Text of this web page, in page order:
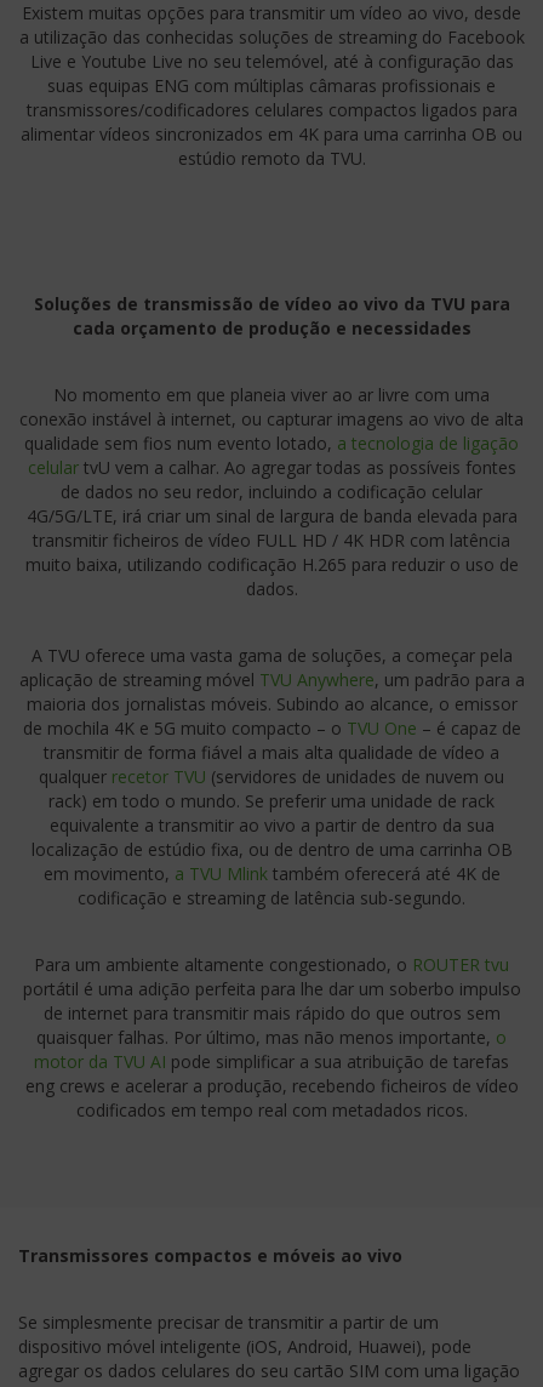
Existem muitas opções para transmitir um vídeo ao vivo, desde
a utilização das conhecidas soluções de streaming do Facebook
Live e Youtube Live no seu telemóvel, até à configuração das
suas equipas ENG com múltiplas câmaras profissionais e
transmissores/codificadores celulares compactos ligados para
alimentar vídeos sincronizados em 4K para uma carrinha OB ou
estúdio remoto da TVU.
Soluções de transmissão de vídeo ao vivo da TVU para
cada orçamento de produção e necessidades
No momento em que planeia viver ao ar livre com uma
conexão instável à internet, ou capturar imagens ao vivo de alta
qualidade sem fios num evento lotado, a tecnologia de ligação
celulartvU vem a calhar. Ao agregar todas as possíveis fontes
de dados no seu redor, incluindo a codificação celular
4G/5G/LTE, irá criar um sinal de largura de banda elevada para
transmitir ficheiros de vídeo FULL HD / 4K HDR com latência
muito baixa, utilizando codificação H.265 para reduzir o uso de
dados.
A TVU oferece uma vasta gama de soluções, a começar pela
aplicação de streaming móvel TVU Anywhere, um padrão para a
maioria dos jornalistas móveis. Subindo ao alcance, o emissor
de mochila 4K e 5G muito compacto – o TVU One – é capaz de
transmitir de forma fiável a mais alta qualidade de vídeo a
qualquer recetor TVU (servidores de unidades de nuvem ou
rack) em todo o mundo. Se preferir uma unidade de rack
equivalente a transmitir ao vivo a partir de dentro da sua
localização de estúdio fixa, ou de dentro de uma carrinha OB
em movimento, a TVU Mlinktambém oferecerá até 4K de
codificação e streaming de latência sub-segundo.
Para um ambiente altamente congestionado, o ROUTER tvu
portátil é uma adição perfeita para lhe dar um soberbo impulso
de internet para transmitir mais rápido do que outros sem
quaisquer falhas. Por último, mas não menos importante, o
motor da TVU AI pode simplificar a sua atribuição de tarefas
eng crews e acelerar a produção, recebendo ficheiros de vídeo
codificados em tempo real com metadados ricos.
Transmissores compactos e móveis ao vivo
Se simplesmente precisar de transmitir a partir de um
dispositivo móvel inteligente (iOS, Android, Huawei), pode
agregar os dados celulares do seu cartão SIM com uma ligação